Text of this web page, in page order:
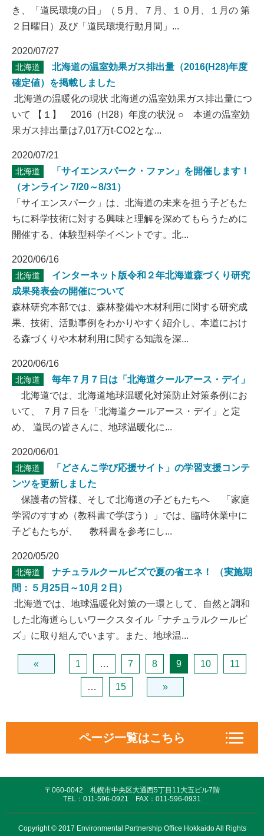
き、「道民環境の日」（５月、７月、１０月、１月の 第
２日曜日）及び「道民環境行動月間」...
2020/07/27
北海道
北海道の温室効果ガス排出量（2016(H28)年度
確定値）を掲載しました
北海道の温暖化の現状 北海道の温室効果ガス排出量につ
いて 【１】 2016（H28）年度の状況 ○ 本道の温室効
果ガス排出量は7,017万t-CO2とな...
2020/07/21
北海道
「サイエンスパーク・ファン」を開催します！
（オンライン 7/20～8/31）
「サイエンスパーク」は、北海道の未来を担う子どもた
ちに科学技術に対する興味と理解を深めてもらうために
開催する、体験型科学イベントです。北...
2020/06/16
北海道
インターネット版令和２年北海道森づくり研究
成果発表会の開催について
森林研究本部では、森林整備や木材利用に関する研究成
果、技術、活動事例をわかりやすく紹介し、本道におけ
る森づくりや木材利用に関する知識を深...
2020/06/16
北海道
毎年７月７日は「北海道クールアース・デイ」
北海道では、北海道地球温暖化対策防止対策条例にお
いて、 ７月７日を「北海道クールアース・デイ」と定
め、 道民の皆さんに、地球温暖化に...
2020/06/01
北海道
「どさんこ学び応援サイト」の学習支援コンテ
ンツを更新しました
保護者の皆様、そして北海道の子どもたちへ 「家庭
学習のすすめ（教科書で学ぼう）」では、臨時休業中に
子どもたちが、 教科書を参考にし...
2020/05/20
北海道
ナチュラルクールビズで夏の省エネ！ （実施期
間：５月25日～10月２日）
北海道では、地球温暖化対策の一環として、自然と調和
した北海道らしいワークスタイル「ナチュラルクールビ
ズ」に取り組んでいます。また、地球温...
« 1 … 7 8 9 10 11
… 15 »
ページ一覧はこちら
対話の場づくりと協働
政策コミュニケーション
〒060-0042 札幌市中央区大通西5丁目11大五ビル7階
TEL：011-596-0921 FAX：011-596-0931
Copyright © 2017 Environmental Partnership Office Hokkaido All Rights